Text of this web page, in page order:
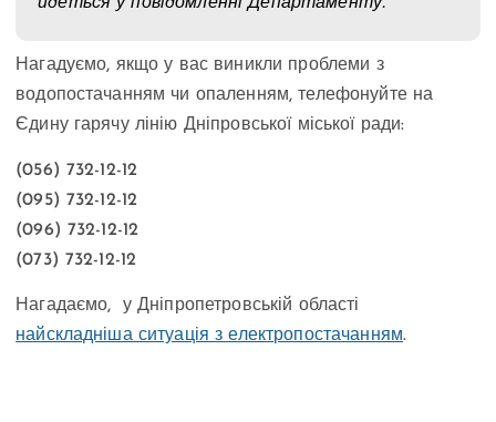
Нагадуємо, якщо у вас виникли проблеми з
водопостачанням чи опаленням, телефонуйте на
Єдину гарячу лінію Дніпровської міської ради:
(056) 732-12-12
(095) 732-12-12
(096) 732-12-12
(073) 732-12-12
Нагадаємо, у Дніпропетровській області
найскладніша ситуація з електропостачанням.